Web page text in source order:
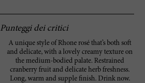
Punteggi dei critici
A unique style of Rhone rosé that’s both soft
and delicate, with a lovely creamy texture on
the medium-bodied palate. Restrained
cranberry fruit and delicate herb freshness.
Long, warm and supple finish. Drink now.